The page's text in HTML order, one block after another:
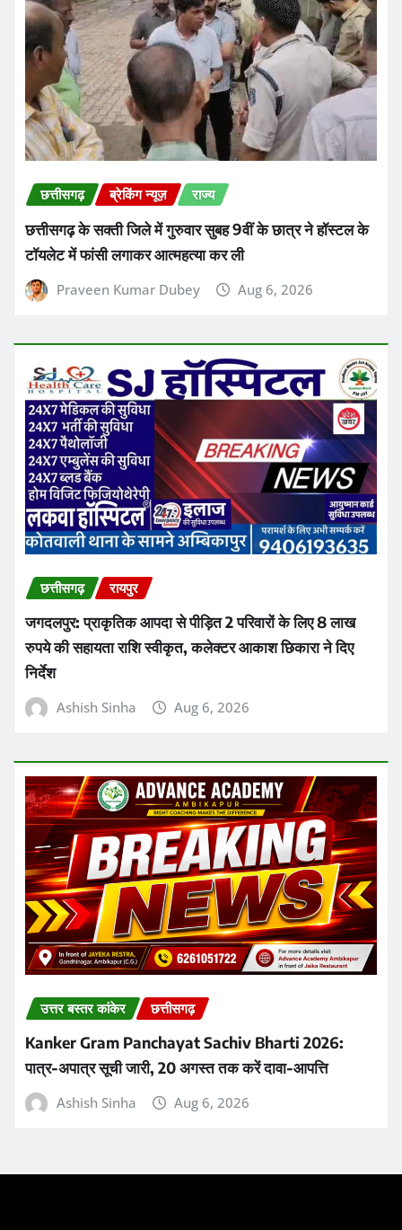
जगदलपुर: प्राकृतिक आपदा से पीड़ित 2 परिवारों के लिए 8 लाख
Ashish Sinha Aug 6, 2026
उत्तर बस्तर कांकेर
Ashish Sinha Aug 6, 2026
About Us